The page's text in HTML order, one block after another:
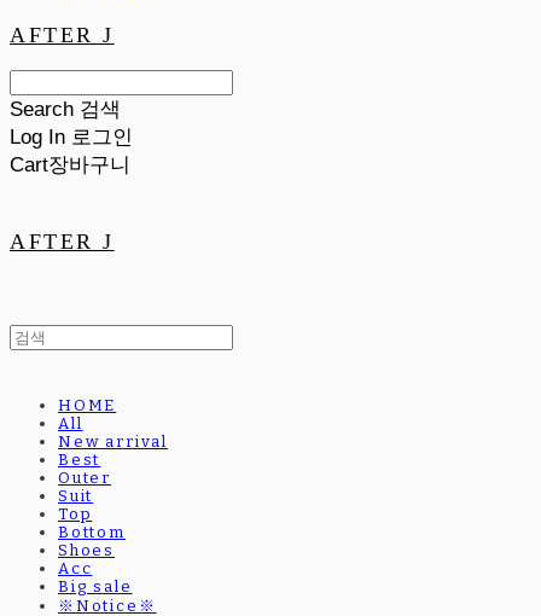
AFTER J
Search 검색
Log In 로그인
Cart장바구니
AFTER J
HOME
All
New arrival
Best
Outer
Suit
Top
Bottom
Shoes
Acc
Big sale
※Notice※